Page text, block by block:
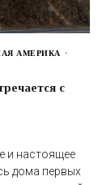
АМЕРИКА
с
и настоящее
дома первых